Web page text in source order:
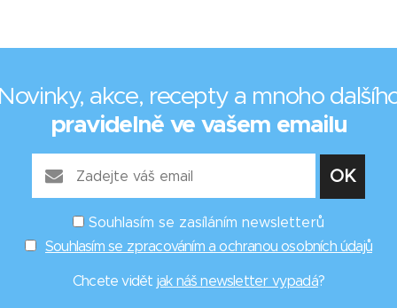
akce, recepty a mnoho
pravidelně ve vašem emailu
Souhlasím se zasíláním newsletterů
Souhlasím se zpracováním a ochranou osobních údajů
Chcete vidět jak náš newsletter vypadá?